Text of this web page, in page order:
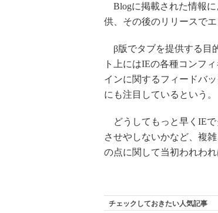
Blogに掲載された情報に
供、その後のリリースで
β版でタブを提供する目
ト上にはIEの各種コンフ
インに関するフィードバ
にも注目しているという。
どうしてもっと早くIEで
させやしないかなど、複
の点に関して当初われわ
チェックしておきたい人気記事